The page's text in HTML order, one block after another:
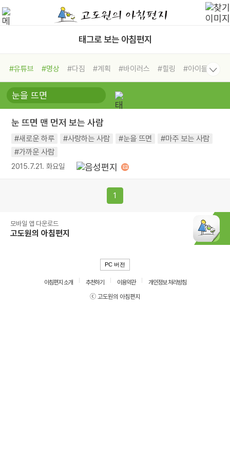
태그로 보는 아침편지
#유튜브 #명상 #다짐 #계획 #바이러스 #힐링
#아이들
#비전캠프
#독서캠프 #삶
#희망
#나눔 #친구 #링컨학교
#독서
#건강 #면역력
눈 뜨면 맨 먼저 보는 사람
#새로운 하루 #사랑하는 사람 #눈을 뜨면
#마주 보는 사람
#가까운 사람
2015.7.21. 화요일
1
모바일 앱 다운로드
고도원의 아침편지
PC 버전
아침편지 소개 추천하기 이용약관
개인정보 처리방침
ⓒ 고도원의 아침편지